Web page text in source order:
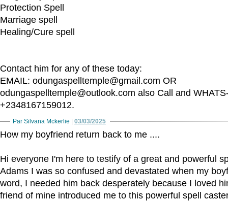
Protection Spell
Marriage spell
Healing/Cure spell
Contact him for any of these today:
EMAIL: odungaspelltemple@gmail.com OR
odungaspelltemple@outlook.com also Call and
+2348167159012.
Par Silvana Mckerlie 03/03/2025
How my boyfriend return back to me ....
Hi everyone I'm here to testify of a great and powerful
Adams I was so confused and devastated when my
word, I needed him back desperately because I loved
friend of mine introduced me to this powerful spell